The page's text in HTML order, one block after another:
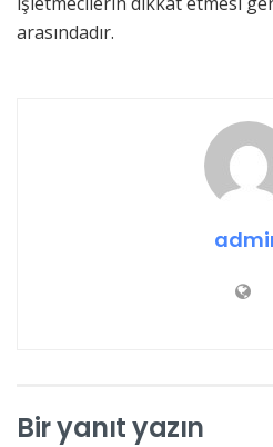
arasındadır.
Bir yanıt yazın